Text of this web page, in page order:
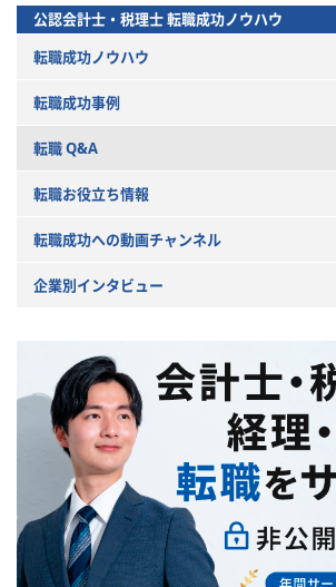
公認会計士・税理士転職成功ノウハウ
転職成功ノウハウ
転職成功事例
転職 Q&A
転職お役立ち情報
転職成功への動画チャンネル
企業別インタビュー